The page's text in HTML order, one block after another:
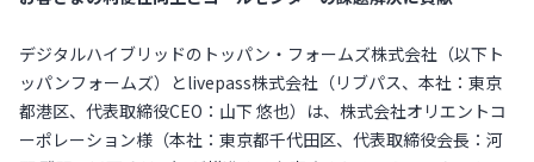
デジタルハイブリッドのトッパン・フォームズ株式会社（以下ト
ッパンフォームズ）とlivepass株式会社（リブパス、本社：東京
都港区、代表取締役CEO：山下 悠也）は、株式会社オリエントコ
ーポレーション様（本社：東京都千代田区、代表取締役会長：河